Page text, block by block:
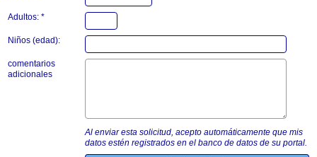
Adultos: *
Niños (edad):
comentarios
adicionales
Al enviar esta solicitud, acepto automáticamente que mis
datos estén registrados en el banco de datos de su portal.